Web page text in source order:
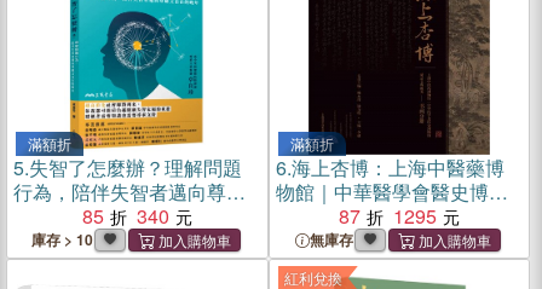
滿額折
5.失智了怎麼辦？理解問題
行為，陪伴失智者邁向尊嚴
又自在的晚年
85 340
庫存 > 10
滿額折
6.海上杏博：上海中醫藥博
物館｜中華醫學會醫史博物
館精品文物擷英(書畫分冊)
（簡體書）
87 1295
無庫存
紅利兌換